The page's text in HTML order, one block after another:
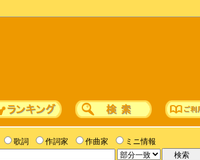
歌詞 作詞家 作曲家 ミニ情報